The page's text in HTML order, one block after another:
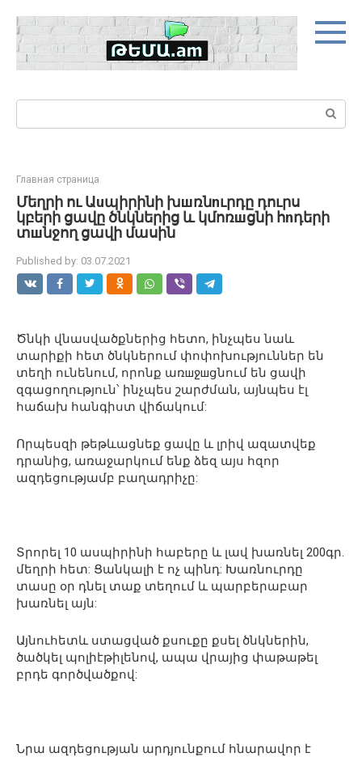
content
Search:
Главная страница
Մեղրի ու Աuպիրինի խшռնnւրդը դուրս
կբերի ցավը ծնկներից և կմոռшցնի հnդերի
տшնջող ցավի մասին
Published by: 03.07.2021
Ծնկի վնասվածքներից հետո, ինչպես նաև
տարիքի հետ ծնկներում փոփոխություններ են
տեղի ունենում, որոնք առшջшցնում են ցավի
զգացողություն՝ ինչպես շարժման, այնպես էլ
հաճախ հանգիստ վիճակում:
Որպեսզի թեթևացնեք ցավը և լրիվ ազատվեք
դրանից, առաջարկում ենք ձեզ այս հզոր
ազդեցությամբ բաղադրիչը:
Տրորել 10 ասպիրինի հաբերը և լավ խառնել 200գր.
մեղրի հետ: Ցանկալի է ոչ պինդ: Խառնուրդը
տասը օր դնել տաք տեղում և պարբերաբար
խառնել այն:
Այնուհետև ստացված քսուքը քսել ծնկներին,
ծածկել պոլիէթիլենով, ապա վրայից փաթաթել
բրդե գործվածքով:
Նրա ազդեցության արդյունքում հնարավոր է